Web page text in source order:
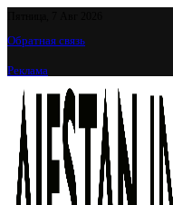
Обратная связь
Реклама